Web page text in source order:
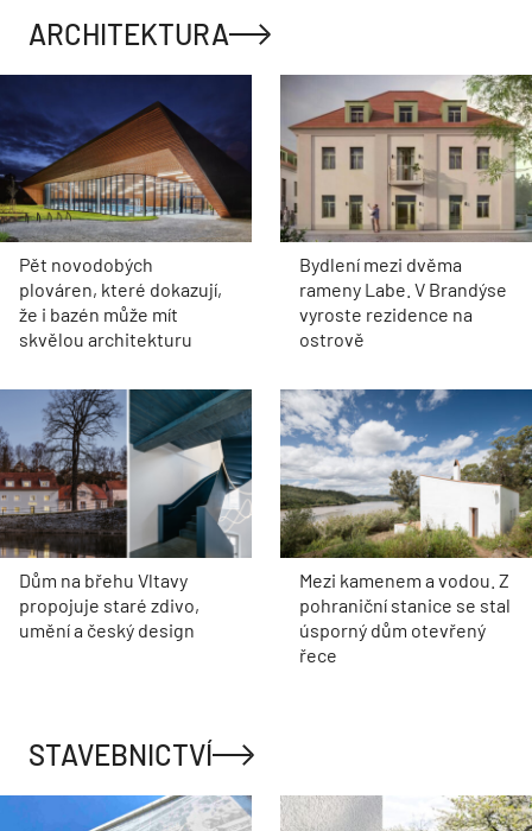
ARCHITEKTURA
Pět novodobých
plováren, které dokazují,
že i bazén může mít
skvělou architekturu
Bydlení mezi dvěma
rameny Labe. V Brandýse
vyroste rezidence na
ostrově
Dům na břehu Vltavy
propojuje staré zdivo,
umění a český design
Mezi kamenem a vodou. Z
pohraniční stanice se stal
úsporný dům otevřený
řece
STAVEBNICTVÍ